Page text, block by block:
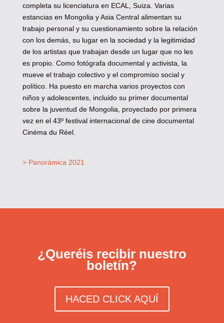
completa su licenciatura en ECAL, Suiza. Varias
estancias en Mongolia y Asia Central alimentan su
trabajo personal y su cuestionamiento sobre la relación
con los demás, su lugar en la sociedad y la legitimidad
de los artistas que trabajan desde un lugar que no les
es propio. Como fotógrafa documental y activista, la
mueve el trabajo colectivo y el compromiso social y
político. Ha puesto en marcha varios proyectos con
niños y adolescentes, incluido su primer documental
sobre la juventud de Mongolia, proyectado por primera
vez en el 43º festival internacional de cine documental
Cinéma du Réel.
> Panorámica 2021
¿Queréis recibir nuestro
boletín?
HACED CLICK AQUÍ